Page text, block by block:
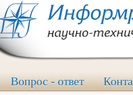
Вопрос - ответ